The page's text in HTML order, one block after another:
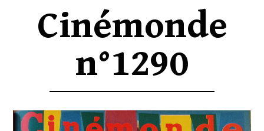
Cinémonde
n°1290